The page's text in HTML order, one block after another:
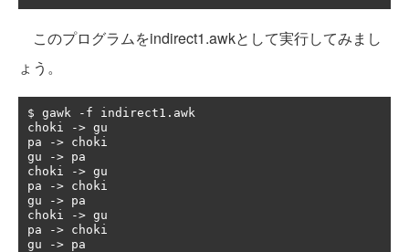
このプログラムをindirect1.awkとして実行してみまし
ょう。
$ gawk - f indirect1 . awk
choki
-> gu
pa
-> choki
gu
-> pa
choki
-> gu
pa
-> choki
gu
-> pa
choki
-> gu
pa
-> choki
gu
-> pa